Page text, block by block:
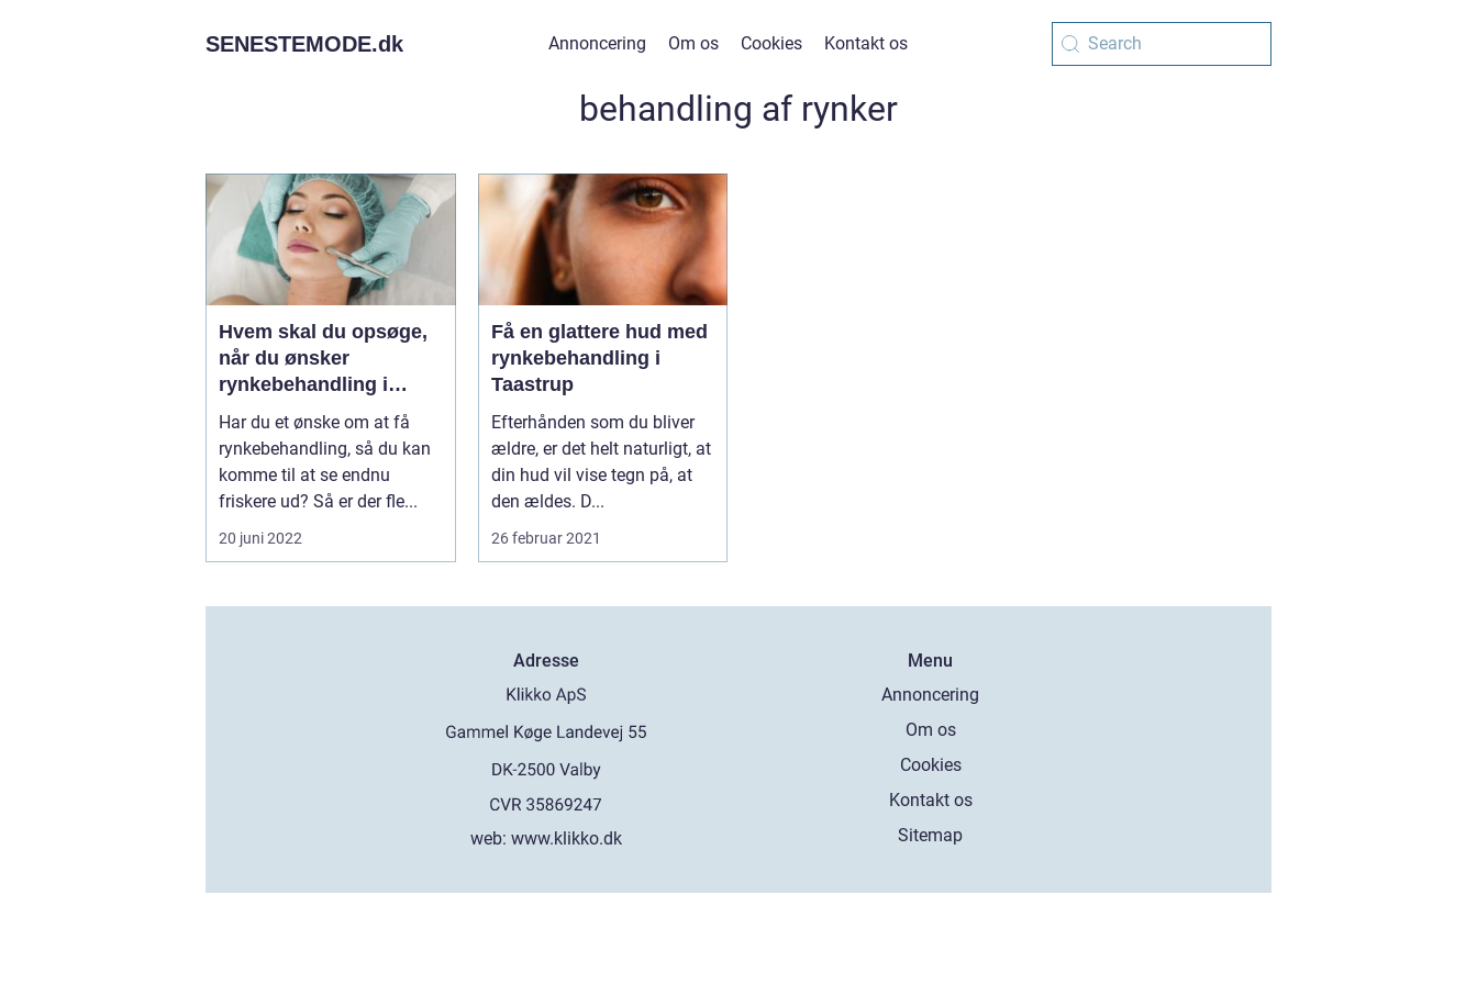
SENESTEMODE.dk Annoncering Om os Cookies Kontakt os
behandling af rynker
Hvem skal du opsøge,
når du ønsker
rynkebehandling i
København?
Har du et ønske om at få
rynkebehandling, så du kan
komme til at se endnu
friskere ud? Så er der fle...
20 juni 2022
Få en glattere hud med
rynkebehandling i
Taastrup
Efterhånden som du bliver
ældre, er det helt naturligt, at
din hud vil vise tegn på, at
den ældes. D...
26 februar 2021
Adresse
web:www.klikko.dk
Menu
Annoncering
Om os
Cookies
Kontakt os
Sitemap